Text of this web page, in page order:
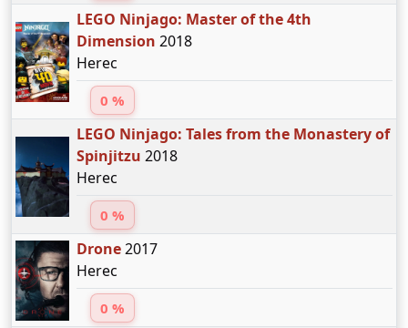
LEGO Ninjago: Master of the 4th
Dimension 2018
Herec
0 %
LEGO Ninjago: Tales from the Monastery of
Spinjitzu 2018
Herec
0 %
Drone2017
Herec
0 %